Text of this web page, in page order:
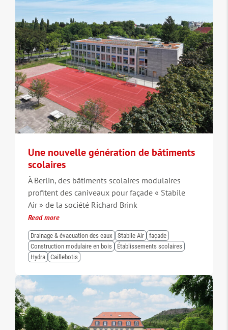
Une nouvelle génération de bâtiments
scolaires
À Berlin, des bâtiments scolaires modulaires
profitent des caniveaux pour façade « Stabile
Air » de la société Richard Brink
Read more
Drainage & évacuation des eaux Stabile Air
façade
Construction modulaire en bois
Établissements scolaires
Hydra
Caillebotis